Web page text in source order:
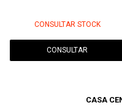
CONSULTAR STOCK
CONSULTAR
CASA